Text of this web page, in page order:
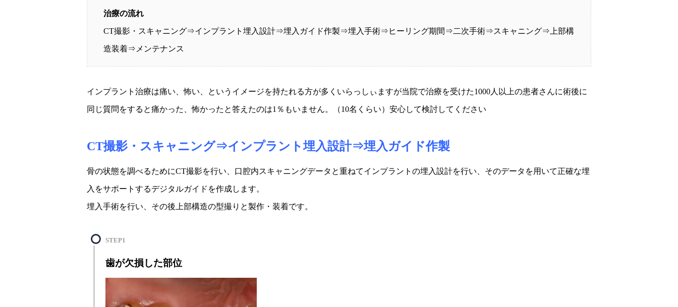
治療の流れ
CT撮影・スキャニング⇒インプラント埋入設計⇒埋入ガイド作製⇒埋入手術⇒ヒーリング期間⇒二次手術⇒スキャニング⇒上部構
造装着⇒メンテナンス
インプラント治療は痛い、怖い、というイメージを持たれる方が多くいらっしぃますが当院で治療を受けた1000人以上の患者さんに術後に
同じ質問をすると痛かった、怖かったと答えたのは1％もいません。（10名くらい）安心して検討してください
CT撮影・スキャニング⇒インプラント埋入設計⇒埋入ガイド作製
骨の状態を調べるためにCT撮影を行い、口腔内スキャニングデータと重ねてインプラントの埋入設計を行い、そのデータを用いて正確な埋
入をサポートするデジタルガイドを作成します。
埋入手術を行い、その後上部構造の型撮りと製作・装着です。
STEP1
歯が欠損した部位